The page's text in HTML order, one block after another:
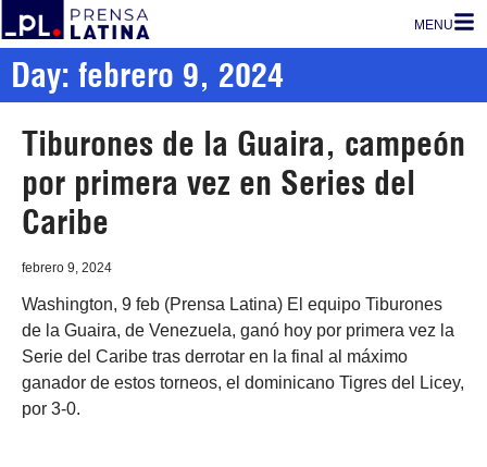
MENU
Day: febrero 9, 2024
Tiburones de la Guaira, campeón
por primera vez en Series del
Caribe
febrero 9, 2024
Washington, 9 feb (Prensa Latina) El equipo Tiburones
de la Guaira, de Venezuela, ganó hoy por primera vez la
Serie del Caribe tras derrotar en la final al máximo
ganador de estos torneos, el dominicano Tigres del Licey,
por 3-0.